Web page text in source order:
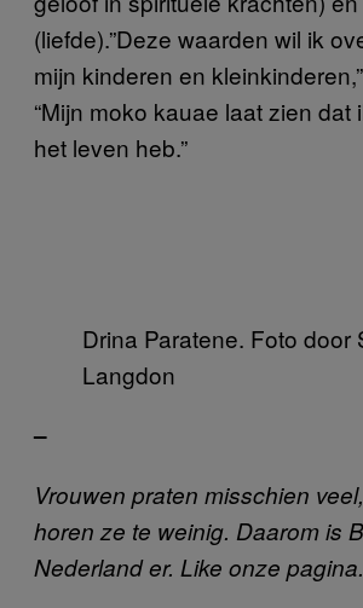
(liefde).”Deze waarden wil ik
mijn kinderen en
“Mijn moko kauae laat zien dat
het leven heb.”
Drina Paratene. Foto door
Langdon
–
Vrouwen praten misschien
horen ze te weinig. Daarom is
Nederland er. Like onze pagina.